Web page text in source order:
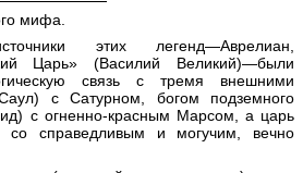
мифа.
этих легенд—Аврелиан,
Царь» (Василий Великий)—были
связь с тремя внешними
с Сатурном, богом подземного
с огненно-красным Марсом, а царь
со справедливым и могучим, вечно